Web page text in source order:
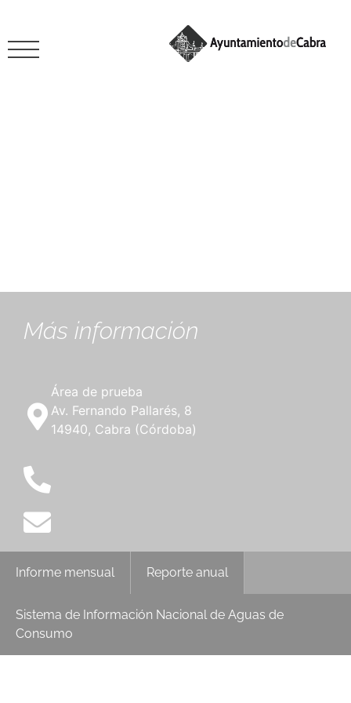
Más información
Área de prueba
Av. Fernando Pallarés, 8
14940, Cabra (Córdoba)
Informe mensual Reporte anual
Sistema de Información Nacional de Aguas de
Consumo